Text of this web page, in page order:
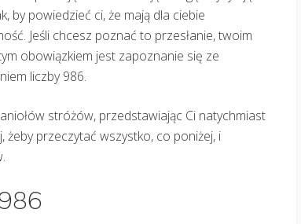
by powiedzieć ci, że mają dla ciebie
Jeśli chcesz poznać to przesłanie, twoim
obowiązkiem jest zapoznanie się ze
liczby 986.
stróżów, przedstawiając Ci natychmiast
żeby przeczytać wszystko, co poniżej, i